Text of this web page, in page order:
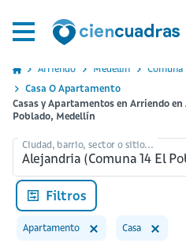
Arriendo Medellin Comuna
Casa O Apartamento
Casas y Apartamentos en Arriendo
Poblado, Medellín
Ciudad, barrio, sector o sitio...
Filtros
Apartamento Casa